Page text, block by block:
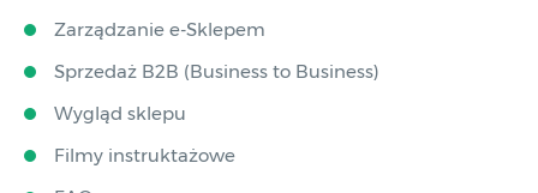
Zarządzanie e-Sklepem
Sprzedaż B2B (Business to Business)
Wygląd sklepu
Filmy instruktażowe